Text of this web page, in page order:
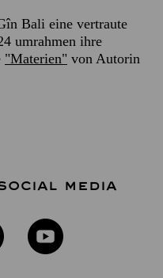
Bali eine vertraute
umrahmen ihre
"Materien" von Autorin
MEDIA